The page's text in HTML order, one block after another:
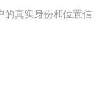
的真实身份和位置信